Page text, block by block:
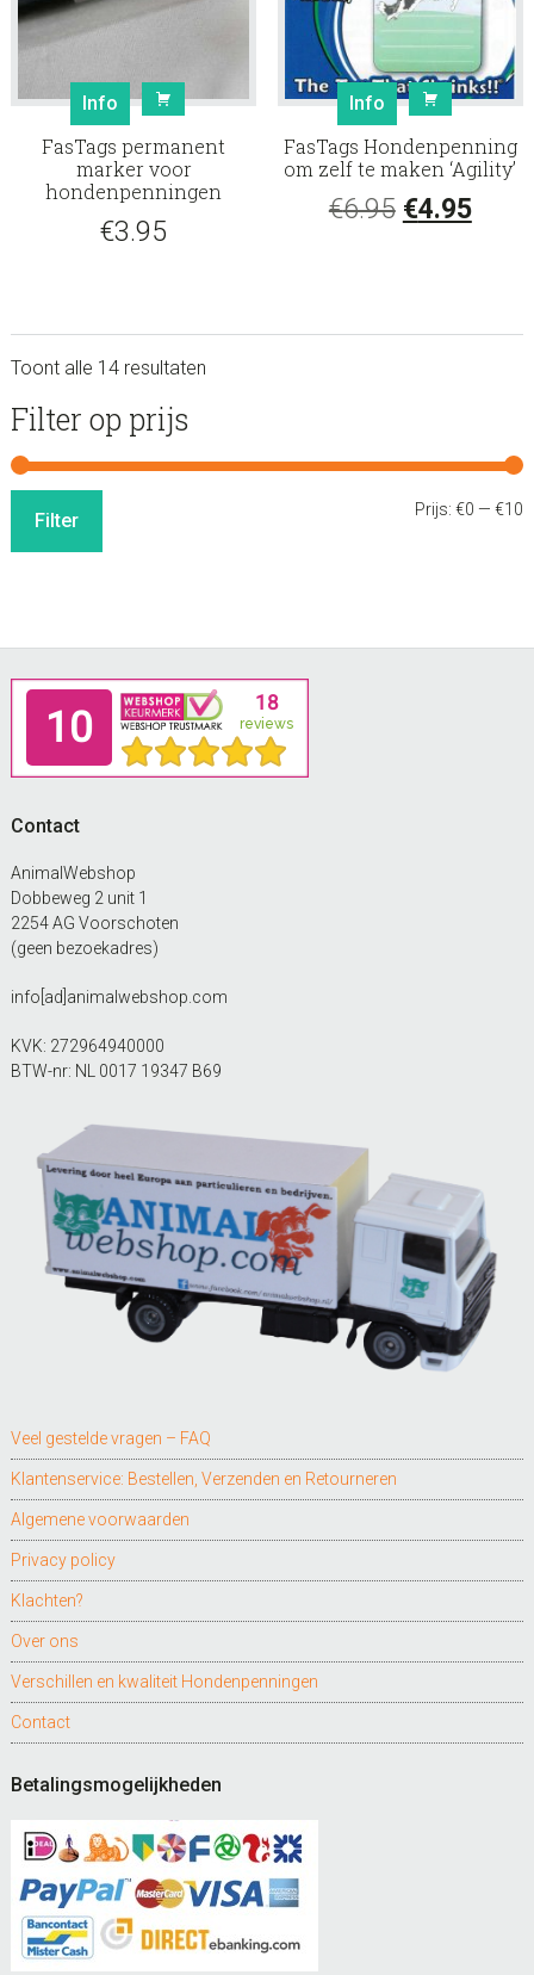
Info
FasTags permanent
marker voor
hondenpenningen
€3.95
Info
FasTags Hondenpenning
om zelf te maken ‘Agility’
€6.95
€6.95.
€4.95
Toont alle 14 resultaten
sidebar
Store
Sidebar
Filter op prijs
Filter Prijs:€0 —€10
Footer
Contact
AnimalWebshop
Dobbeweg 2 unit 1
2254 AG Voorschoten
(geen bezoekadres)
info[ad]animalwebshop.com
KVK: 272964940000
BTW-nr: NL 0017 19347 B69
Veel gestelde vragen – FAQ
Klantenservice: Bestellen, Verzenden en Retourneren
Algemene voorwaarden
Privacy policy
Klachten?
Over ons
Verschillen en kwaliteit Hondenpenningen
Contact
Betalingsmogelijkheden